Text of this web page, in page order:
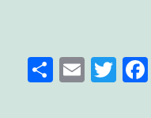
Facebook
Twitter
Email